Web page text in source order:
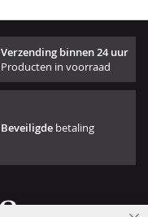
Verzending binnen 24 uur
Producten in voorraad
Beveiligde betaling